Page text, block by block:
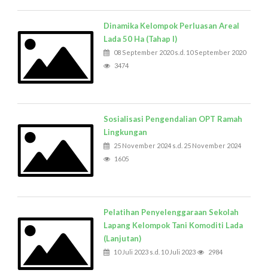
Dinamika Kelompok Perluasan Areal
Lada 50 Ha (Tahap I)
08 September 2020 s.d. 10 September 2020
3474
Sosialisasi Pengendalian OPT Ramah
Lingkungan
25 November 2024 s.d. 25 November 2024
1605
Pelatihan Penyelenggaraan Sekolah
Lapang Kelompok Tani Komoditi Lada
(Lanjutan)
10 Juli 2023 s.d. 10 Juli 2023 2984